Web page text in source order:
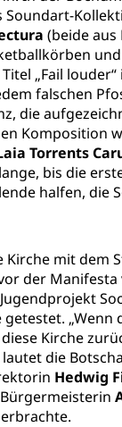
Soundart-
(beide aus
„Fail
falschen
die
Komposition
Torrents
bis die
halfen, die
Kirche mit dem
der Manifesta
getestet.
Kirche
die
Hedwig